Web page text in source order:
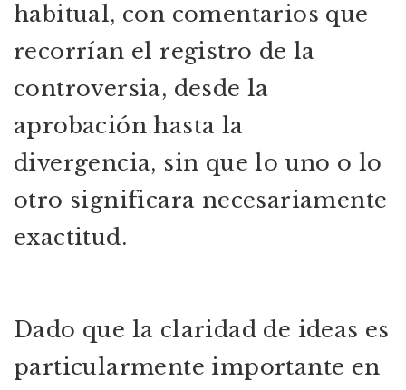
habitual, con comentarios que
recorrían el registro de la
controversia, desde la
aprobación hasta la
divergencia, sin que lo uno o lo
otro significara necesariamente
exactitud.
Dado que la claridad de ideas es
particularmente importante en